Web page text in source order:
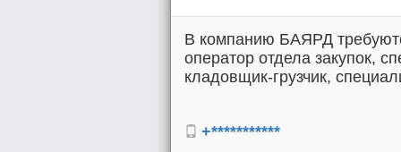
В компанию БАЯРД
оператор отдела закупок,
кладовщик-грузчик,
+***********